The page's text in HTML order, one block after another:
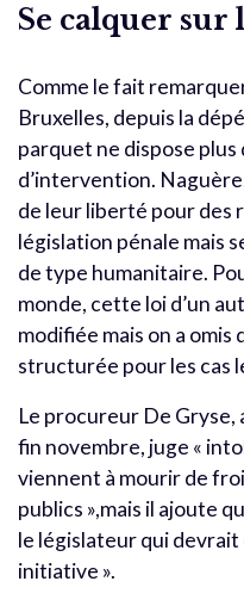
Se calquer sur
Comme le fait
Bruxelles, depuis la
parquet ne dispose plus
d’intervention.
de leur liberté pour des
législation pénale mais
de type humanitaire.
monde, cette loi d’un
modifiée mais on a
structurée pour les cas
Le procureur De Gryse,
fin novembre, juge «
viennent à mourir de
publics »,mais il ajoute
le législateur qui
initiative ».